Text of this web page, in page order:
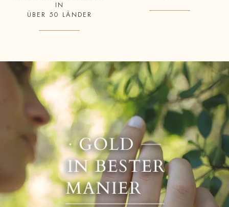
IN
ÜBER 50 LÄNDER